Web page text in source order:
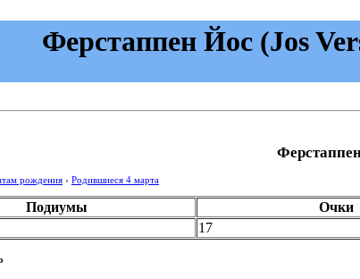
Ферстаппен Йос (Jos
рождения › Родившиеся 4 марта
Подиумы Очки
17